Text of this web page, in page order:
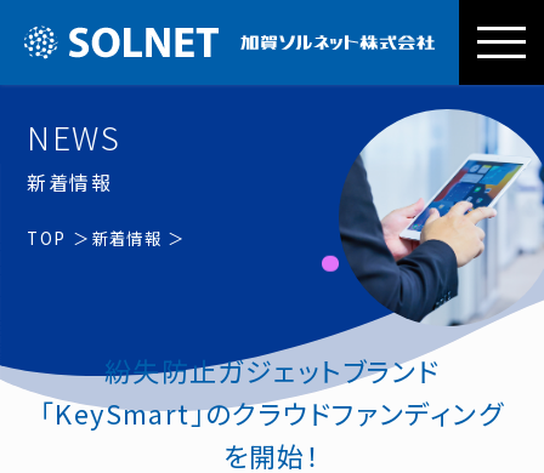
NEWS
新着情報
TOP 新着情報
紛失防止ガジェットブランド
「KeySmart」のクラウドファンディング
を開始！